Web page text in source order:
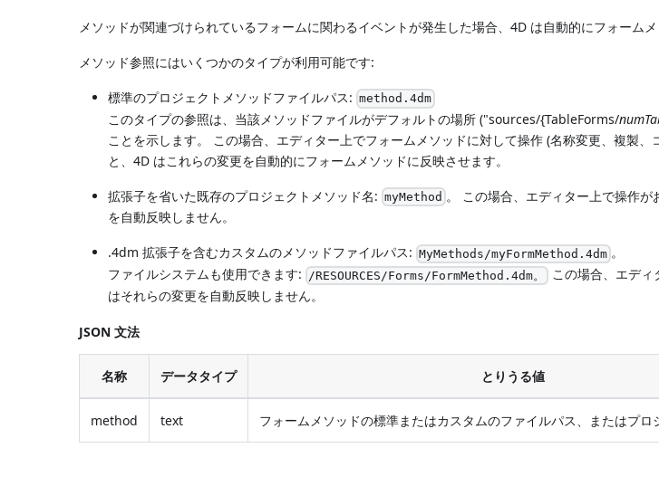
メソッドが関連づけられているフォームに関わるイベントが発生した場合、4D は自動的にフォームメ
メソッド参照にはいくつかのタイプが利用可能です:
標準のプロジェクトメソッドファイルパス: method.4dm
このタイプの参照は、当該メソッドファイルがデフォルトの場所 ("sources/{TableForms/
ことを示します。 この場合、エディター上でフォームメソッドに対して操作 (名称変更、複製
と、4D はこれらの変更を自動的にフォームメソッドに反映させます。
拡張子を省いた既存のプロジェクトメソッド名: myMethod 。 この場合、エディター上で操作
を自動反映しません。
.4dm 拡張子を含むカスタムのメソッドファイルパス: MyMethods/myFormMethod.4dm 。
ファイルシステムも使用できます: /RESOURCES/Forms/FormMethod.4dm。
この場合、エディ
はそれらの変更を自動反映しません。
JSON 文法
名称 データタイプ とりうる値
method text フォームメソッドの標準またはカスタムのファイルパス、またはプロ